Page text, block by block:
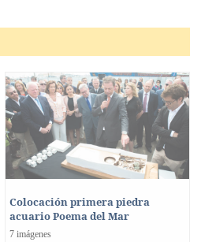
Colocación primera piedra
acuario Poema del Mar
7 imágenes